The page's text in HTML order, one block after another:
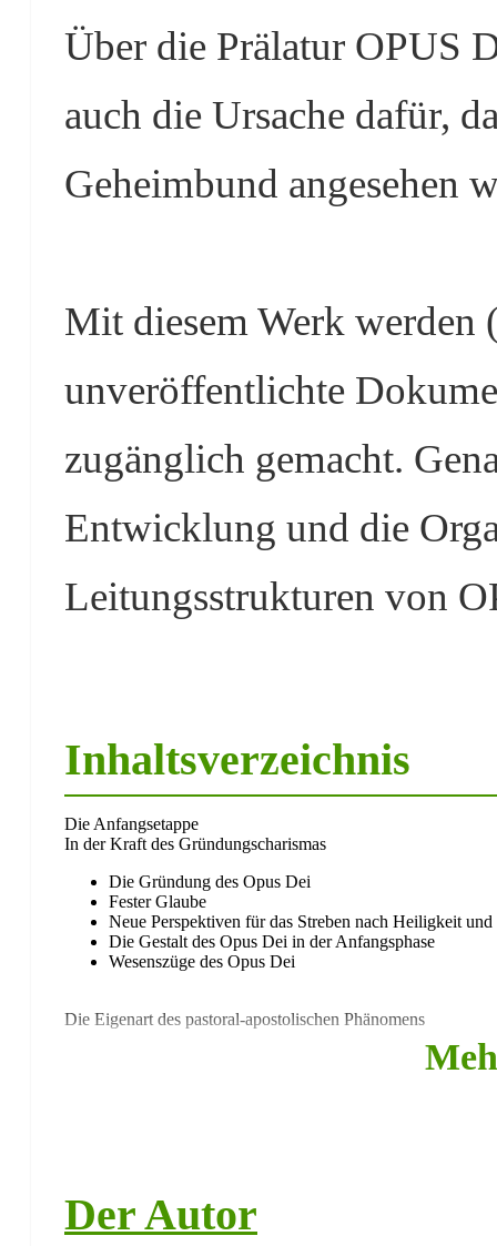
Über die Prälatur OPUS
auch die Ursache dafür,
Geheimbund angesehen
Mit diesem Werk werden
unveröffentlichte
zugänglich gemacht.
Entwicklung und die
Leitungsstrukturen von
Inhaltsverzeichnis
Die Anfangsetappe
In der Kraft des Gründungscharismas
Die Gründung des Opus Dei
Fester Glaube
Neue Perspektiven für das Streben nach Heiligkeit
Die Gestalt des Opus Dei in der Anfangsphase
Wesenszüge des Opus Dei
Die Eigenart des pastoral-apostolischen Phänomens
Christlicher Glaube und säkulare Wirklichkeiten
Die Approbation des Jahres 1941
Der Autor